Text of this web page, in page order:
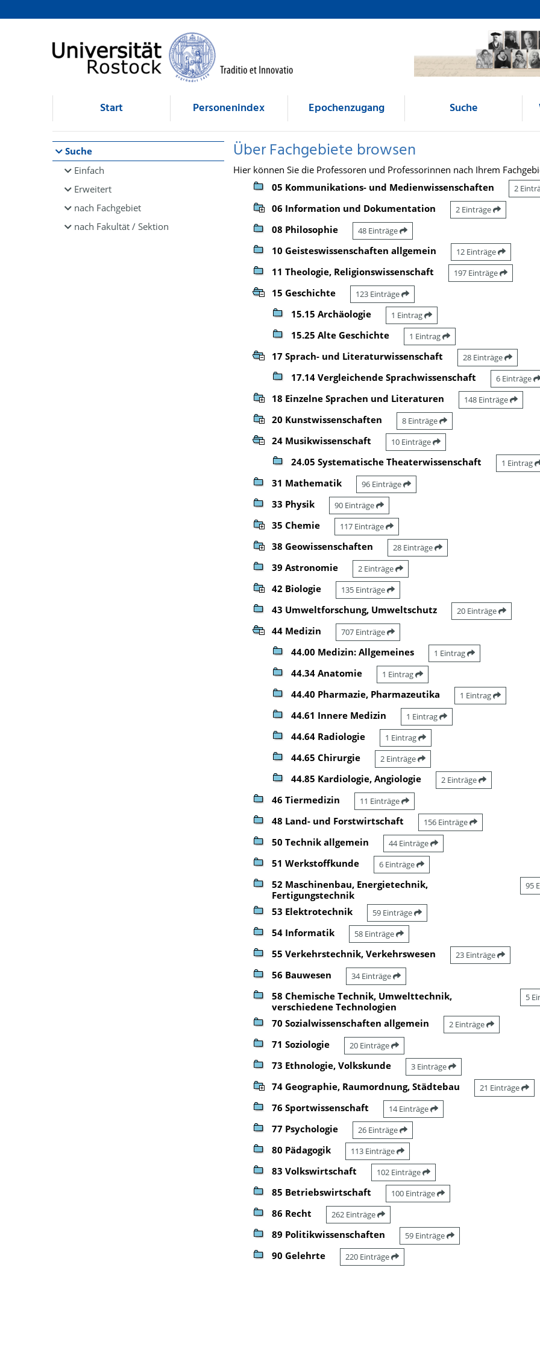
Browsen
direkt zum Inhalt
Start Personenindex Epochenzugang Suche
Suche
Einfach
Erweitert
nach Fachgebiet
nach Fakultät / Sektion
Über Fachgebiete browsen
Hier können Sie die Professoren und Professorinnen nach Ihrem
05 Kommunikations- und Medienwissenschaften
2
06 Information und Dokumentation 2 Einträge
08 Philosophie 48 Einträge
10 Geisteswissenschaften allgemein 12 Einträge
11 Theologie, Religionswissenschaft 197 Einträge
15 Geschichte 123 Einträge
15.15 Archäologie 1 Eintrag
15.25 Alte Geschichte 1 Eintrag
17 Sprach- und Literaturwissenschaft 28 Einträge
17.14 Vergleichende Sprachwissenschaft 6 Einträge
18 Einzelne Sprachen und Literaturen 148 Einträge
20 Kunstwissenschaften 8 Einträge
24 Musikwissenschaft 10 Einträge
24.05 Systematische Theaterwissenschaft 1 Eintrag
31 Mathematik 96 Einträge
33 Physik 90 Einträge
35 Chemie 117 Einträge
38 Geowissenschaften 28 Einträge
39 Astronomie 2 Einträge
42 Biologie 135 Einträge
43 Umweltforschung, Umweltschutz 20 Einträge
44 Medizin 707 Einträge
44.00 Medizin: Allgemeines 1 Eintrag
44.34 Anatomie 1 Eintrag
44.40 Pharmazie, Pharmazeutika 1 Eintrag
44.61 Innere Medizin 1 Eintrag
44.64 Radiologie 1 Eintrag
44.65 Chirurgie 2 Einträge
44.85 Kardiologie, Angiologie 2 Einträge
46 Tiermedizin 11 Einträge
48 Land- und Forstwirtschaft 156 Einträge
50 Technik allgemein 44 Einträge
51 Werkstoffkunde 6 Einträge
52 Maschinenbau, Energietechnik,
Fertigungstechnik
95
53 Elektrotechnik 59 Einträge
54 Informatik 58 Einträge
55 Verkehrstechnik, Verkehrswesen 23 Einträge
56 Bauwesen 34 Einträge
58 Chemische Technik, Umwelttechnik,
verschiedene Technologien
5
70 Sozialwissenschaften allgemein 2 Einträge
71 Soziologie 20 Einträge
73 Ethnologie, Volkskunde 3 Einträge
74 Geographie, Raumordnung, Städtebau 21 Einträge
76 Sportwissenschaft 14 Einträge
77 Psychologie 26 Einträge
80 Pädagogik 113 Einträge
83 Volkswirtschaft 102 Einträge
85 Betriebswirtschaft 100 Einträge
86 Recht 262 Einträge
89 Politikwissenschaften 59 Einträge
90 Gelehrte 220 Einträge